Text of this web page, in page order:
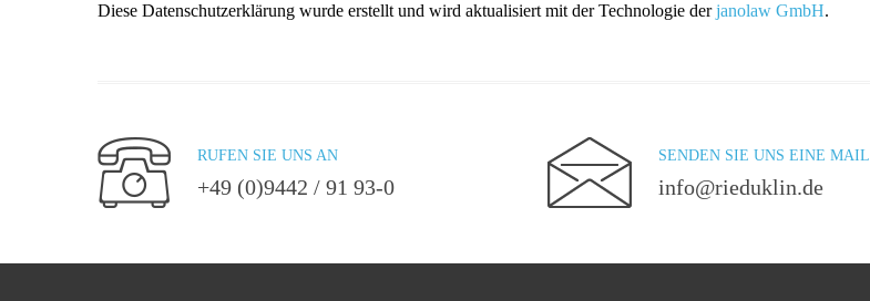
Diese Datenschutzerklärung wurde erstellt und wird aktualisiert mit der Technologie derjanolaw GmbH.
RUFEN SIE UNS AN
+49 (0)9442 / 91 93-0
SENDEN SIE UNS EINE MAIL
info@rieduklin.de